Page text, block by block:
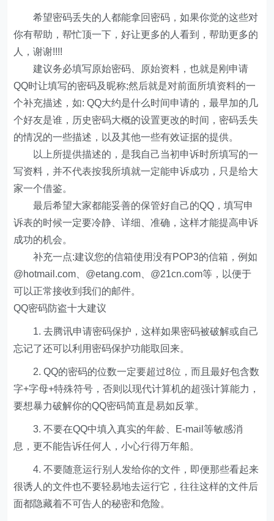
希望密码丢失的人都能拿回密码，如果你觉的这些对
你有帮助，帮忙顶一下，好让更多的人看到，帮助更多的
人，谢谢!!!!
建议务必填写原始密码、原始资料，也就是刚申请
QQ时让填写的密码及昵称;然后就是对前面所填资料的一
个补充描述，如: QQ大约是什么时间申请的，最早加的几
个好友是谁，历史密码大概的设置更改的时间，密码丢失
的情况的一些描述，以及其他一些有效证据的提供。
以上所提供描述的，是我自己当初申诉时所填写的一
写资料，并不代表按我所填就一定能申诉成功，只是给大
家一个借鉴。
最后希望大家都能妥善的保管好自己的QQ，填写申
诉表的时候一定要冷静、详细、准确，这样才能提高申诉
成功的机会。
补充一点:建议您的信箱使用没有POP3的信箱，例如
@hotmail.com、@etang.com、@21cn.com等，以便于
可以正常接收到我们的邮件。
QQ密码防盗十大建议
1. 去腾讯申请密码保护，这样如果密码被破解或自己
忘记了还可以利用密码保护功能取回来。
2. QQ的密码的位数一定要超过8位，而且最好包含数
字+字母+特殊符号，否则以现代计算机的超强计算能力，
要想暴力破解你的QQ密码简直是易如反掌。
3. 不要在QQ中填入真实的年龄、E-mail等敏感消
息，更不能告诉任何人，小心行得万年船。
4. 不要随意运行别人发给你的文件，即便那些看起来
很诱人的文件也不要轻易地去运行它，往往这样的文件后
面都隐藏着不可告人的秘密和危险。